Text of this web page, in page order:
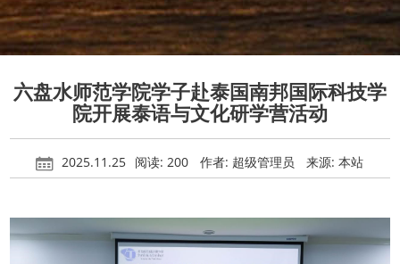
六盘水师范学院学子赴泰国南邦国际科技学
院开展泰语与文化研学营活动
2025.11.25 阅读: 200 作者: 超级管理员 来源: 本站